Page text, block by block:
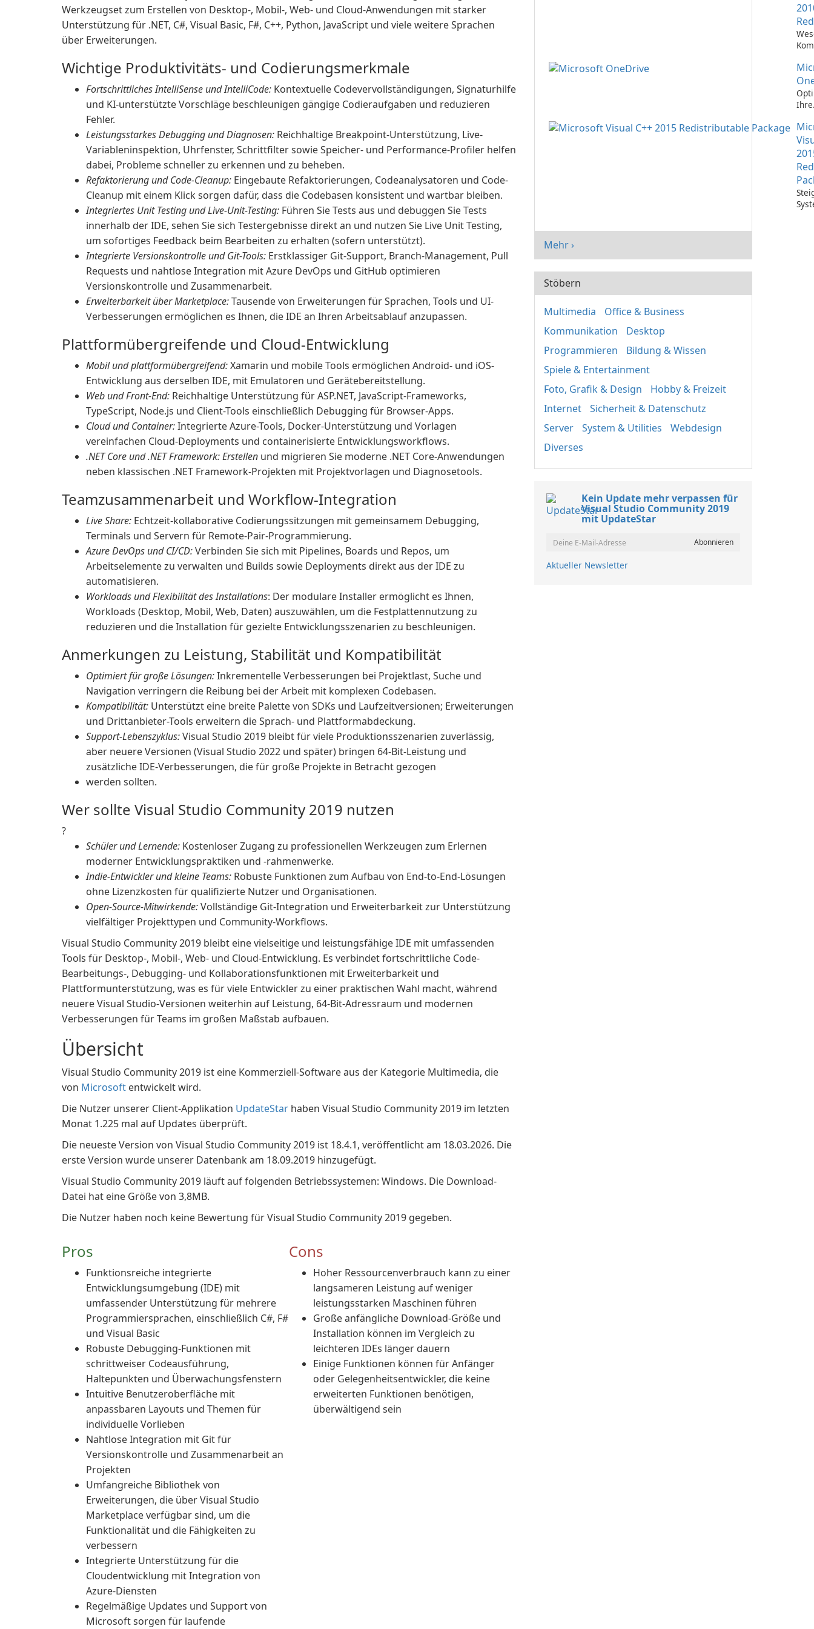
Werkzeugset zum Erstellen von Desktop-, Mobil-, Web- und Cloud-Anwendungen mit starker
Unterstützung für .NET, C#, Visual Basic, F#, C++, Python, JavaScript und viele weitere Sprachen
über Erweiterungen.
Wichtige Produktivitäts- und Codierungsmerkmale
Fortschrittliches IntelliSense und IntelliCode: Kontextuelle Codevervollständigungen, Signaturhilfe
und KI-unterstützte Vorschläge beschleunigen gängige Codieraufgaben und reduzieren
Fehler.
Leistungsstarkes Debugging und Diagnosen: Reichhaltige Breakpoint-Unterstützung, Live-
Variableninspektion, Uhrfenster, Schrittfilter sowie Speicher- und Performance-Profiler helfen
dabei, Probleme schneller zu erkennen und zu beheben.
Refaktorierung und Code-Cleanup: Eingebaute Refaktorierungen, Codeanalysatoren und Code-
Cleanup mit einem Klick sorgen dafür, dass die Codebasen konsistent und wartbar bleiben.
Integriertes Unit Testing und Live-Unit-Testing: Führen Sie Tests aus und debuggen Sie Tests
innerhalb der IDE, sehen Sie sich Testergebnisse direkt an und nutzen Sie Live Unit Testing,
um sofortiges Feedback beim Bearbeiten zu erhalten (sofern unterstützt).
Integrierte Versionskontrolle und Git-Tools: Erstklassiger Git-Support, Branch-Management, Pull
Requests und nahtlose Integration mit Azure DevOps und GitHub optimieren
Versionskontrolle und Zusammenarbeit.
Erweiterbarkeit über Marketplace:Tausende von Erweiterungen für Sprachen, Tools und UI-
Verbesserungen ermöglichen es Ihnen, die IDE an Ihren Arbeitsablauf anzupassen.
Plattformübergreifende und Cloud-Entwicklung
Mobil und plattformübergreifend:Xamarin und mobile Tools ermöglichen Android- und iOS-
Entwicklung aus derselben IDE, mit Emulatoren und Gerätebereitstellung.
Web und Front-End: Reichhaltige Unterstützung für ASP.NET, JavaScript-Frameworks,
TypeScript, Node.js und Client-Tools einschließlich Debugging für Browser-Apps.
Cloud und Container:Integrierte Azure-Tools, Docker-Unterstützung und Vorlagen
vereinfachen Cloud-Deployments und containerisierte Entwicklungsworkflows.
.NET Core und .NET Framework: Erstellen und migrieren Sie moderne .NET Core-Anwendungen
neben klassischen .NET Framework-Projekten mit Projektvorlagen und Diagnosetools.
Teamzusammenarbeit und Workflow-Integration
Live Share: Echtzeit-kollaborative Codierungssitzungen mit gemeinsamem Debugging,
Terminals und Servern für Remote-Pair-Programmierung.
Azure DevOps und CI/CD:Verbinden Sie sich mit Pipelines, Boards und Repos, um
Arbeitselemente zu verwalten und Builds sowie Deployments direkt aus der IDE zu
automatisieren.
Workloads und Flexibilität des Installations: Der modulare Installer ermöglicht es Ihnen,
Workloads (Desktop, Mobil, Web, Daten) auszuwählen, um die Festplattennutzung zu
reduzieren und die Installation für gezielte Entwicklungsszenarien zu beschleunigen.
Anmerkungen zu Leistung, Stabilität und Kompatibilität
Optimiert für große Lösungen:Inkrementelle Verbesserungen bei Projektlast, Suche und
Navigation verringern die Reibung bei der Arbeit mit komplexen Codebasen.
Kompatibilität: Unterstützt eine breite Palette von SDKs und Laufzeitversionen; Erweiterungen
und Drittanbieter-Tools erweitern die Sprach- und Plattformabdeckung.
Support-Lebenszyklus:Visual Studio 2019 bleibt für viele Produktionsszenarien zuverlässig,
aber neuere Versionen (Visual Studio 2022 und später) bringen 64-Bit-Leistung und
zusätzliche IDE-Verbesserungen, die für große Projekte in Betracht gezogen
werden sollten.
Wer sollte Visual Studio Community 2019 nutzen
?
Schüler und Lernende: Kostenloser Zugang zu professionellen Werkzeugen zum Erlernen
moderner Entwicklungspraktiken und -rahmenwerke.
Indie-Entwickler und kleine Teams: Robuste Funktionen zum Aufbau von End-to-End-Lösungen
ohne Lizenzkosten für qualifizierte Nutzer und Organisationen.
Open-Source-Mitwirkende:Vollständige Git-Integration und Erweiterbarkeit zur Unterstützung
vielfältiger Projekttypen und Community-Workflows.
Visual Studio Community 2019 bleibt eine vielseitige und leistungsfähige IDE mit umfassenden
Tools für Desktop-, Mobil-, Web- und Cloud-Entwicklung. Es verbindet fortschrittliche Code-
Bearbeitungs-, Debugging- und Kollaborationsfunktionen mit Erweiterbarkeit und
Plattformunterstützung, was es für viele Entwickler zu einer praktischen Wahl macht, während
neuere Visual Studio-Versionen weiterhin auf Leistung, 64-Bit-Adressraum und modernen
Verbesserungen für Teams im großen Maßstab aufbauen.
Übersicht
Visual Studio Community 2019 ist eine Kommerziell-Software aus der Kategorie Multimedia, die
von Microsoft entwickelt wird.
Die Nutzer unserer Client-Applikation UpdateStar haben Visual Studio Community 2019 im letzten
Monat 1.225 mal auf Updates überprüft.
Die neueste Version von Visual Studio Community 2019 ist 18.4.1, veröffentlicht am 18.03.2026. Die
erste Version wurde unserer Datenbank am 18.09.2019 hinzugefügt.
Visual Studio Community 2019 läuft auf folgenden Betriebssystemen: Windows. Die Download-
Datei hat eine Größe von 3,8MB.
Die Nutzer haben noch keine Bewertung für Visual Studio Community 2019 gegeben.
Pros
Funktionsreiche integrierte
Entwicklungsumgebung (IDE) mit
umfassender Unterstützung für mehrere
Programmiersprachen, einschließlich C#, F#
und Visual Basic
Robuste Debugging-Funktionen mit
schrittweiser Codeausführung,
Haltepunkten und Überwachungsfenstern
Intuitive Benutzeroberfläche mit
anpassbaren Layouts und Themen für
individuelle Vorlieben
Nahtlose Integration mit Git für
Versionskontrolle und Zusammenarbeit an
Projekten
Umfangreiche Bibliothek von
Erweiterungen, die über Visual Studio
Marketplace verfügbar sind, um die
Funktionalität und die Fähigkeiten zu
verbessern
Integrierte Unterstützung für die
Cloudentwicklung mit Integration von
Azure-Diensten
Regelmäßige Updates und Support von
Microsoft sorgen für laufende
Cons
Hoher Ressourcenverbrauch kann zu einer
langsameren Leistung auf weniger
leistungsstarken Maschinen führen
Große anfängliche Download-Größe und
Installation können im Vergleich zu
leichteren IDEs länger dauern
Einige Funktionen können für Anfänger
oder Gelegenheitsentwickler, die keine
erweiterten Funktionen benötigen,
überwältigend sein
Ihre
mit
Mehr ›
Stöbern
Multimedia
Office & Business
Kommunikation
Desktop
Programmieren
Bildung & Wissen
Spiele & Entertainment
Foto, Grafik & Design
Hobby & Freizeit
Internet
Sicherheit & Datenschutz
Server
System & Utilities
Webdesign
Diverses
Kein Update mehr verpassen für
Visual Studio Community 2019
mit UpdateStar
Aktueller Newsletter